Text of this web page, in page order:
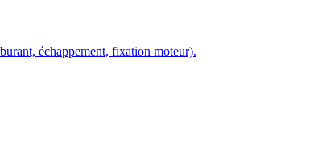
échappement, fixation moteur).